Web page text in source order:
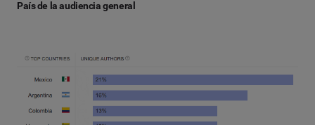
País de la audiencia general